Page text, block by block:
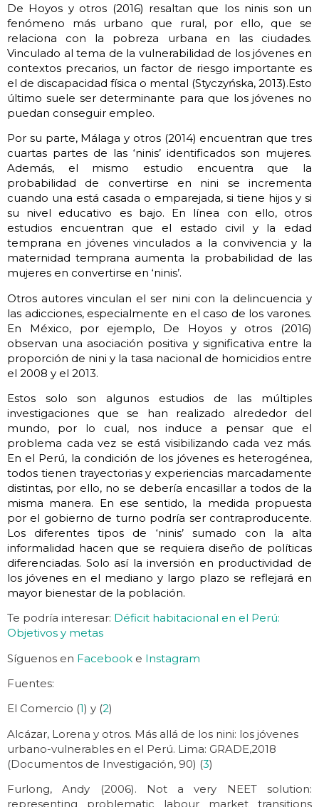
De Hoyos y otros (2016) resaltan que los ninis son un
fenómeno más urbano que rural, por ello, que se
relaciona con la pobreza urbana en las ciudades.
Vinculado al tema de la vulnerabilidad de los jóvenes en
contextos precarios, un factor de riesgo importante es
el de discapacidad física o mental (Styczyńska, 2013).Esto
último suele ser determinante para que los jóvenes no
puedan conseguir empleo.
Por su parte, Málaga y otros (2014) encuentran que tres
cuartas partes de las ‘ninis’ identificados son mujeres.
Además, el mismo estudio encuentra que la
probabilidad de convertirse en nini se incrementa
cuando una está casada o emparejada, si tiene hijos y si
su nivel educativo es bajo. En línea con ello, otros
estudios encuentran que el estado civil y la edad
temprana en jóvenes vinculados a la convivencia y la
maternidad temprana aumenta la probabilidad de las
mujeres en convertirse en ‘ninis’.
Otros autores vinculan el ser nini con la delincuencia y
las adicciones, especialmente en el caso de los varones.
En México, por ejemplo, De Hoyos y otros (2016)
observan una asociación positiva y significativa entre la
proporción de nini y la tasa nacional de homicidios entre
el 2008 y el 2013.
Estos solo son algunos estudios de las múltiples
investigaciones que se han realizado alrededor del
mundo, por lo cual, nos induce a pensar que el
problema cada vez se está visibilizando cada vez más.
En el Perú, la condición de los jóvenes es heterogénea,
todos tienen trayectorias y experiencias marcadamente
distintas, por ello, no se debería encasillar a todos de la
misma manera. En ese sentido, la medida propuesta
por el gobierno de turno podría ser contraproducente.
Los diferentes tipos de ‘ninis’ sumado con la alta
informalidad hacen que se requiera diseño de políticas
diferenciadas. Solo así la inversión en productividad de
los jóvenes en el mediano y largo plazo se reflejará en
mayor bienestar de la población.
Te podría interesar: Déficit habitacional en el Perú:
Objetivos y metas
Síguenos en Facebook e Instagram
Fuentes:
El Comercio (1) y (2)
Alcázar, Lorena y otros. Más allá de los nini: los jóvenes
urbano-vulnerables en el Perú. Lima: GRADE,2018
(Documentos de Investigación, 90) (3)
Furlong, Andy (2006). Not a very NEET solution:
representing problematic labour market transitions